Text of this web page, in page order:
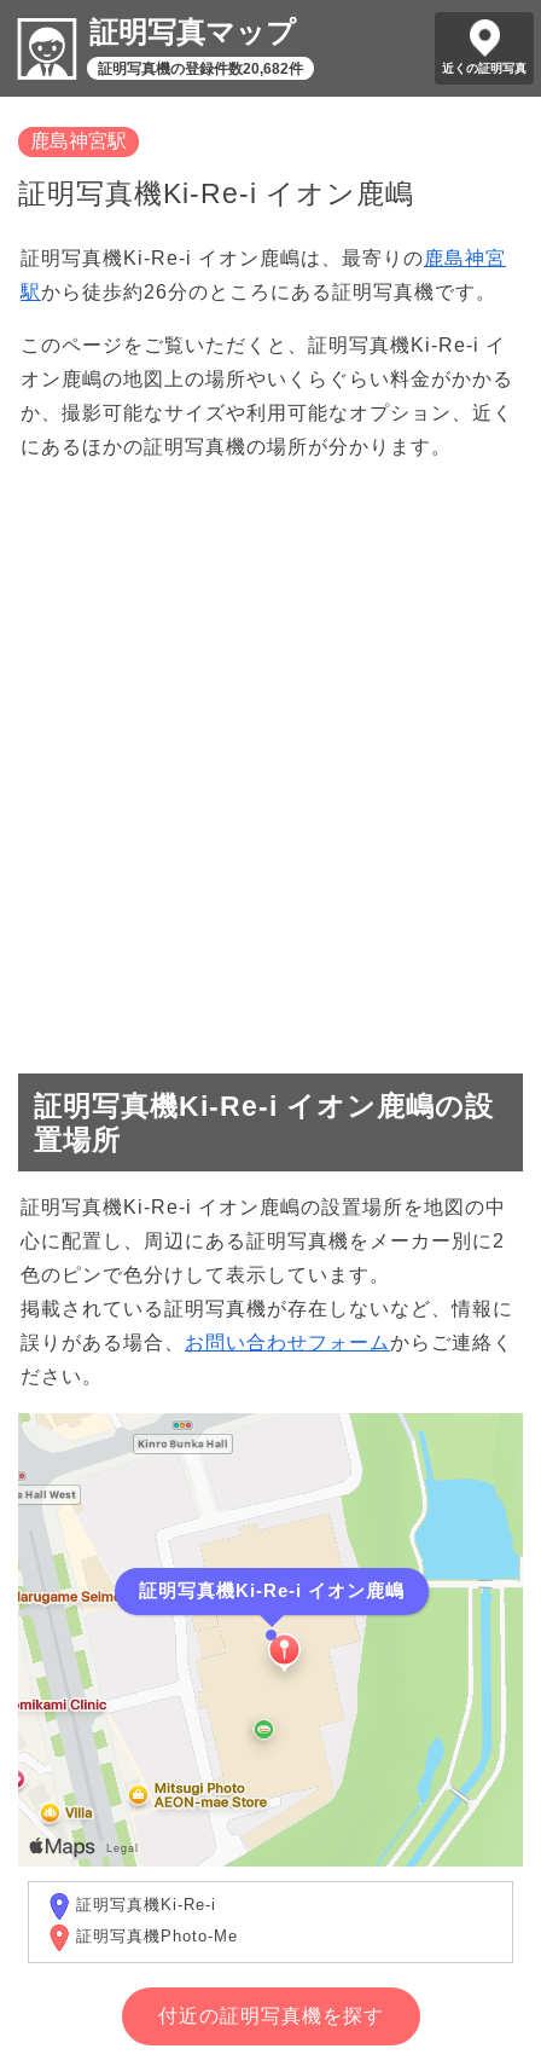
証明写真マップ
証明写真機の登録件数20,682件 近くの証明写真
鹿島神宮駅
証明写真機Ki-Re-i イオン鹿嶋
証明写真機Ki-Re-i イオン鹿嶋は、最寄りの鹿島神宮
駅から徒歩約26分のところにある証明写真機です。
このページをご覧いただくと、証明写真機Ki-Re-i イ
オン鹿嶋の地図上の場所やいくらぐらい料金がかかる
か、撮影可能なサイズや利用可能なオプション、近く
にあるほかの証明写真機の場所が分かります。
証明写真機Ki-Re-i イオン鹿嶋の設
置場所
証明写真機Ki-Re-i イオン鹿嶋の設置場所を地図の中
心に配置し、周辺にある証明写真機をメーカー別に2
色のピンで色分けして表示しています。
掲載されている証明写真機が存在しないなど、情報に
誤りがある場合、 お問い合わせフォームからご連絡く
ださい。
証明写真機Ki-Re-i イオン鹿嶋
証明写真機Ki-Re-i
証明写真機Photo-Me
付近の証明写真機を探す